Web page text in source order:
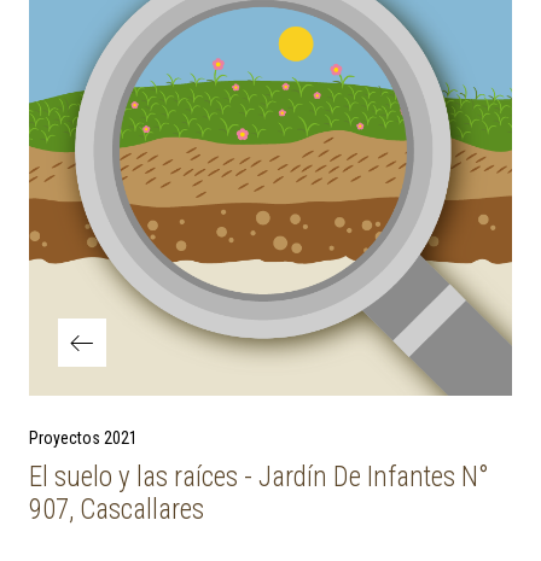
Previous Post
Proyectos 2021
El suelo y las raíces - Jardín De Infantes N°
907, Cascallares